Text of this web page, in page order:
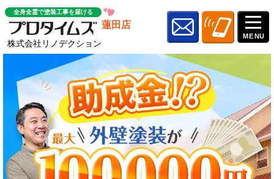
全身全霊で塗装工事を届ける
蓮田店
株式会社リノデクション